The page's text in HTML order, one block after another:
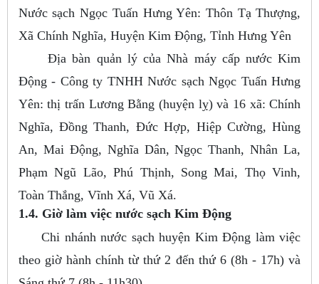
Nước sạch Ngọc Tuấn Hưng Yên: Thôn Tạ Thượng,
Xã Chính Nghĩa, Huyện Kim Động, Tỉnh Hưng Yên
Địa bàn quản lý của Nhà máy cấp nước Kim
Động - Công ty TNHH Nước sạch Ngọc Tuấn Hưng
Yên: thị trấn Lương Bằng (huyện lỵ) và 16 xã: Chính
Nghĩa, Đồng Thanh, Đức Hợp, Hiệp Cường, Hùng
An, Mai Động, Nghĩa Dân, Ngọc Thanh, Nhân La,
Phạm Ngũ Lão, Phú Thịnh, Song Mai, Thọ Vinh,
Toàn Thắng, Vĩnh Xá, Vũ Xá.
1.4. Giờ làm việc nước sạch Kim Động
Chi nhánh nước sạch huyện Kim Động làm việc
theo giờ hành chính từ thứ 2 đến thứ 6 (8h - 17h) và